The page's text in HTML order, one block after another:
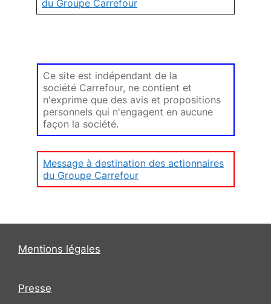
du Groupe Carrefour
Ce site est indépendant de la
société Carrefour, ne contient et
n'exprime que des avis et propositions
personnels qui n'engagent en aucune
façon la société.
Message à destination des actionnaires
du Groupe Carrefour
Mentions légales
Presse